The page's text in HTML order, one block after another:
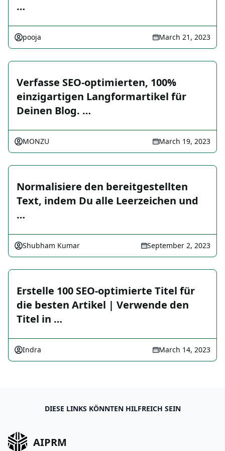
…
pooja March 21, 2023
Verfasse SEO-optimierten, 100%
einzigartigen Langformartikel für
Deinen Blog. …
MONZU March 19, 2023
Normalisiere den bereitgestellten
Text, indem Du alle Leerzeichen und
…
Shubham Kumar September 2, 2023
Erstelle 100 SEO-optimierte Titel für
die besten Artikel | Verwende den
Titel in …
Indra March 14, 2023
DIESE LINKS KÖNNTEN HILFREICH SEIN
AIPRM